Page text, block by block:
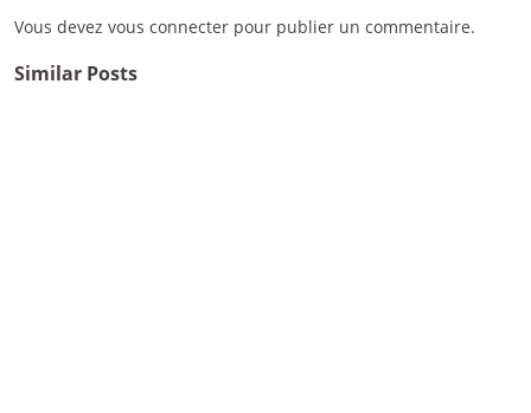
Vous devez vous connecter pour publier un commentaire.
Similar Posts